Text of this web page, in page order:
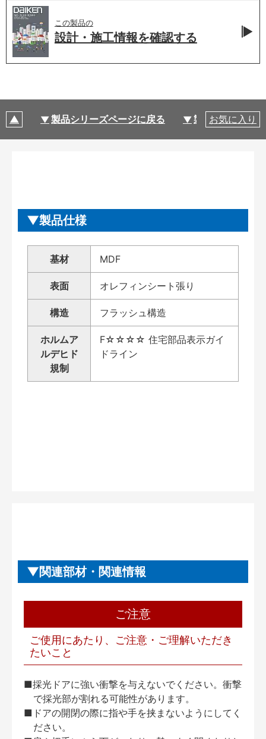
この製品の
設計・施工情報を確認する
製品シリーズページに戻る 製品仕様
お気に入り
製品仕様
基材 MDF
表面 オレフィンシート張り
構造 フラッシュ構造
ホルムア
ルデヒド
規制
F☆☆☆☆ 住宅部品表示ガイ
ドライン
関連部材・関連情報
ご注意
ご使用にあたり、ご注意・ご理解いただき
たいこと
■採光ドアに強い衝撃を与えないでください。衝撃
で採光部が割れる可能性があります。
■ドアの開閉の際に指や手を挟まないようにしてく
ださい。